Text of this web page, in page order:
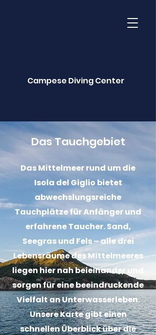
Campese Diving Center
Das Tauchgebiet
Das Mittelmeer rund um die
Isola del Giglio bietet
abwechslungsreiche
Tauchplätze für Anfänger und
erfahrene Taucher. Sand,
Seegras und Fels – alle drei
Lebensräume des Mittelmeeres
liegen hier nah beieinander und
sorgen für eine beeindruckende
Vielfalt an Unterwasserleben.
Unsere Karte gibt einen
schnellen Überblick über die